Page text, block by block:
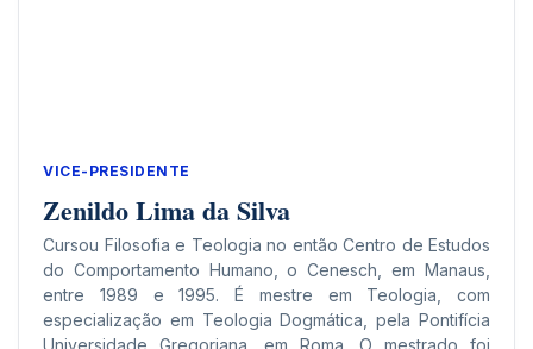
VICE-PRESIDENTE
Zenildo Lima da Silva
Cursou Filosofia e Teologia no então Centro de Estudos
do Comportamento Humano, o Cenesch, em Manaus,
entre 1989 e 1995. É mestre em Teologia, com
especialização em Teologia Dogmática, pela Pontifícia